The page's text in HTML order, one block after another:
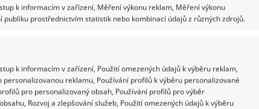
k informacím v zařízení, Měření výkonu reklam, Měření výkonu
publiku prostřednictvím statistik nebo kombinací údajů z různých zdrojů.
k informacím v zařízení, Použití omezených údajů k výběru reklam,
reklamu, Používání profilů k výběru personalizované
pro personalizovaný obsah, Používání profilů pro výběr
Rozvoj a zlepšování služeb, Použití omezených údajů k výběru